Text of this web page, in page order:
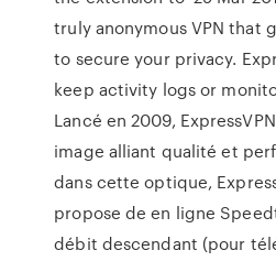
truly anonymous VPN that
to secure your privacy.
keep activity logs or
Lancé en 2009,
image alliant qualité et
dans cette optique,
propose de en ligne
débit descendant (pour